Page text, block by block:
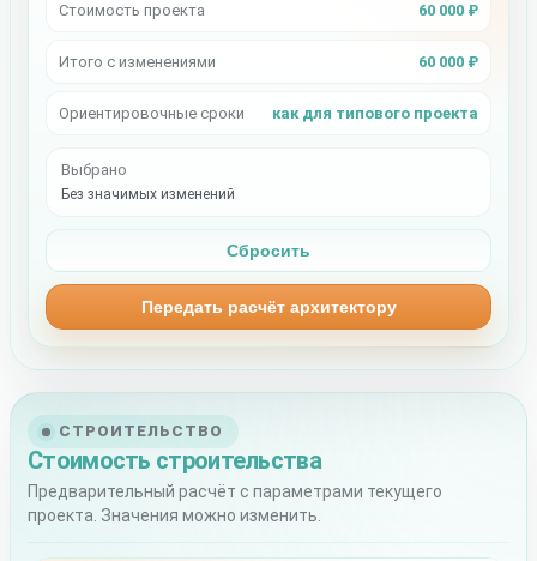
СТРОИТЕЛЬСТВО
Стоимость строительства
Предварительный расчёт с параметрами текущего
проекта. Значения можно изменить.
Стоимость проекта 60 000 ₽
Итого с изменениями 60 000 ₽
Ориентировочные сроки как для типового проекта
Выбрано
Без значимых изменений
Сбросить
Передать расчёт архитектору